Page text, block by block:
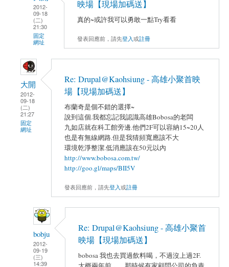
2012-
09-18
(二)
21:30
固定
網址
映場【現場加碼送】
真的~或許我可以勇敢一點Try看看
發表回應前，請先登入或註冊
大開
2012-
09-18
(二)
21:27
固定
網址
Re: Drupal@Kaohsiung - 高雄小聚首映
場【現場加碼送】
布蘭奇是個不錯的選擇~
說到這個.我都忘記我認識高雄Bobosa的老闆
九如店就在科工館旁邊.他們2F可以容納15~20人
也是有無線網路.但是我猜頻寬應該不大
環境乾淨整潔.低消應該在50元以內
http://www.bobosa.com.tw/
http://goo.gl/maps/BII5V
發表回應前，請先登入或註冊
bobju
2012-
09-19
(三)
14:39
Re: Drupal@Kaohsiung - 高雄小聚首
映場【現場加碼送】
bobosa 我也去買過飲料喝，不過沒上過2F.